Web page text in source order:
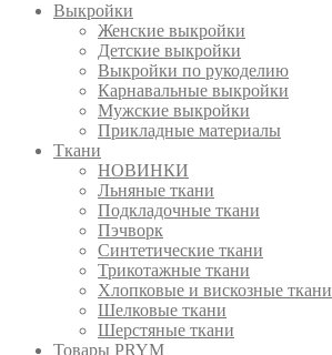
Выкройки
Женские выкройки
Детские выкройки
Выкройки по рукоделию
Карнавальные выкройки
Мужские выкройки
Прикладные материалы
Ткани
НОВИНКИ
Льняные ткани
Подкладочные ткани
Пэчворк
Синтетические ткани
Трикотажные ткани
Хлопковые и вискозные ткани
Шелковые ткани
Шерстяные ткани
Товары PRYM